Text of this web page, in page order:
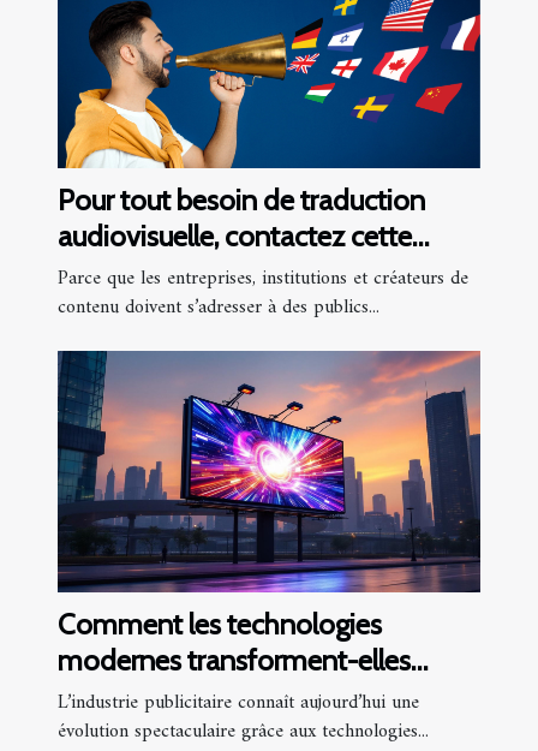
Pour tout besoin de traduction
audiovisuelle, contactez cette
agence !
Parce que les entreprises, institutions et créateurs de
contenu doivent s’adresser à des publics...
Comment les technologies
modernes transforment-elles
l'industrie publicitaire ?
L’industrie publicitaire connaît aujourd’hui une
évolution spectaculaire grâce aux technologies...